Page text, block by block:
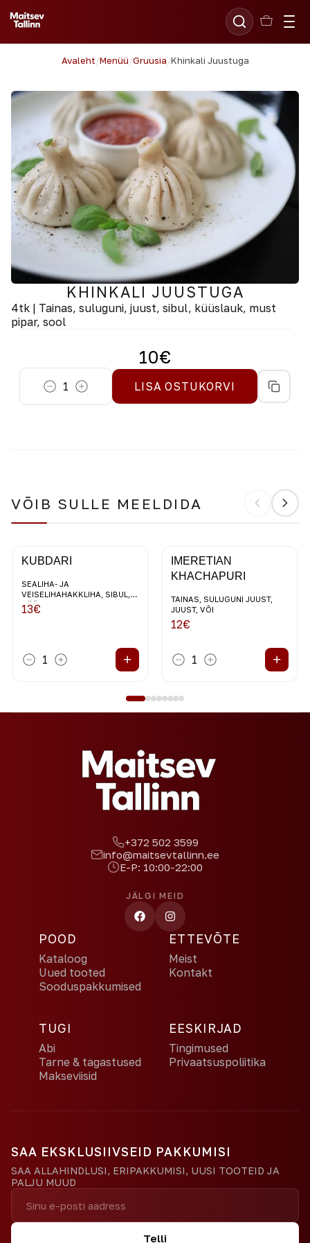
Avaleht/Menüü/Gruusia/Khinkali Juustuga
KHINKALI JUUSTUGA
4tk | Tainas, suluguni, juust, sibul, küüslauk, must
pipar, sool
10€
1 LISA OSTUKORVI
VÕIB SULLE MEELDIDA
KUBDARI
SEALIHA- JA
VEISELIHAHAKKLIHA, SIBUL,
KÜÜSLAUK, GRUUSIA
VÜRTSID,
13€
1 +
IMERETIAN
KHACHAPURI
TAINAS, SULUGUNI JUUST,
JUUST, VÕI
12€
1 +
+372 502 3599
info@maitsevtallinn.ee
E-P: 10:00-22:00
JÄLGI MEID
POOD
Kataloog
Uued tooted
Sooduspakkumised
ETTEVÕTE
Meist
Kontakt
TUGI
Abi
Tarne & tagastused
Makseviisid
EESKIRJAD
Tingimused
Privaatsuspoliitika
SAA EKSKLUSIIVSEID PAKKUMISI
SAA ALLAHINDLUSI, ERIPAKKUMISI, UUSI TOOTEID JA
PALJU MUUD
Telli